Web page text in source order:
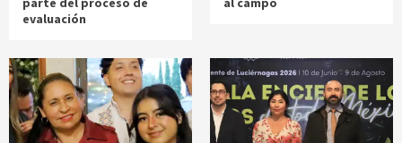
evaluación